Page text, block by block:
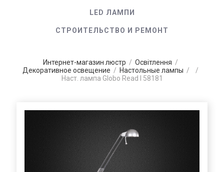
LED ЛАМПИ
СТРОИТЕЛЬСТВО И РЕМОНТ
Интернет-магазин люстр / Освітлення /
Декоративное освещение / Настольные лампы /
/
Наст. лампа Globo Read I 58181